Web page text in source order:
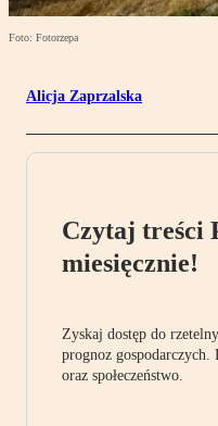
Foto: Fotorzepa
Alicja Zaprzalska
Czytaj treści
miesięcznie!
Zyskaj dostęp do
prognoz gospodarczych.
oraz społeczeństwo.